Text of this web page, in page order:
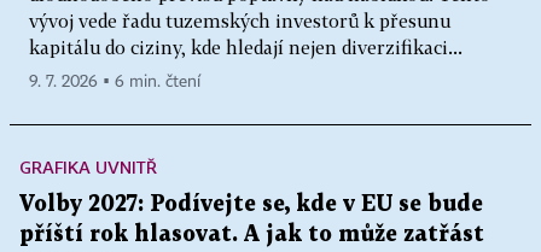
vývoj vede řadu tuzemských investorů k přesunu
kapitálu do ciziny, kde hledají nejen diverzifikaci...
9. 7. 2026 ▪ 6 min. čtení
GRAFIKA UVNITŘ
Volby 2027: Podívejte se, kde v EU se bude
příští rok hlasovat. A jak to může zatřást